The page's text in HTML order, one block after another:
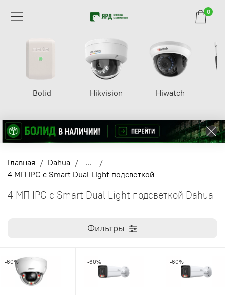
0
Bolid Hikvision Hiwatch
Главная Dahua
...
4 МП IPC с Smart Dual Light подсветкой
4 МП IPC с Smart Dual Light подсветкой Dahua
Фильтры
-60% -60% -60%